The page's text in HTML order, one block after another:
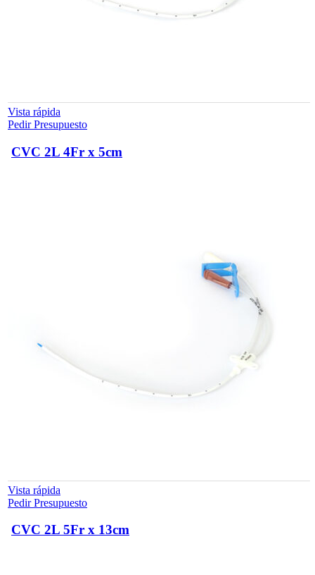
Vista rápida
Pedir Presupuesto
CVC 2L 4Fr x 5cm
Vista rápida
Pedir Presupuesto
CVC 2L 5Fr x 13cm